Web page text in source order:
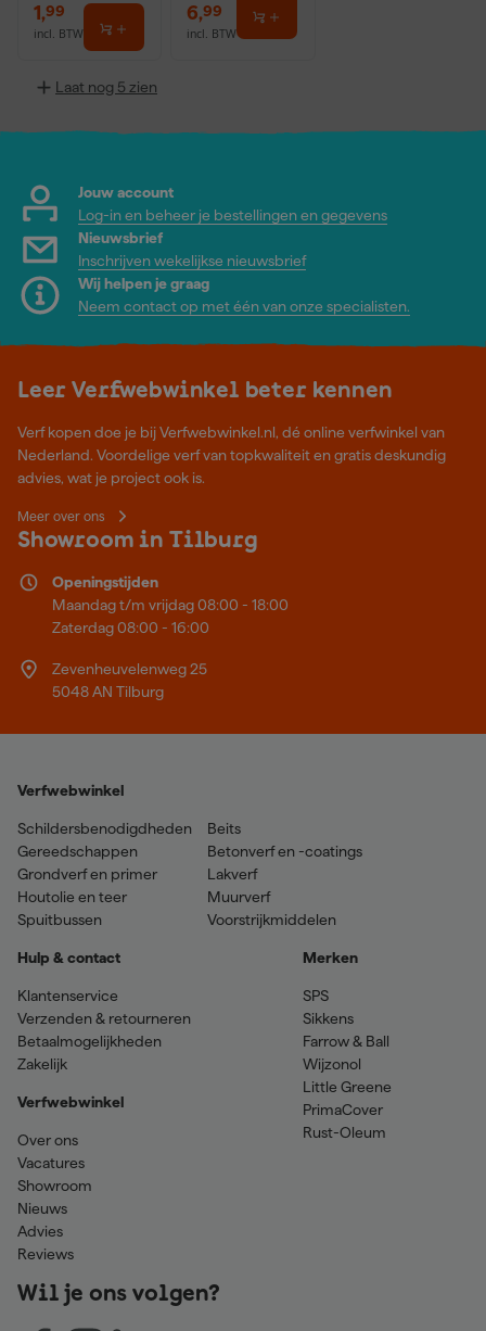
1,99
incl. BTW
6,99
incl. BTW
Laat nog 5 zien
Jouw account
Log-in en beheer je bestellingen en gegevens
Nieuwsbrief
Inschrijven wekelijkse nieuwsbrief
Wij helpen je graag
Neem contact op met één van onze specialisten.
Leer Verfwebwinkel beter kennen
Verf kopen doe je bij Verfwebwinkel.nl, dé online verfwinkel van
Nederland. Voordelige verf van topkwaliteit en gratis deskundig
advies, wat je project ook is.
Meer over ons
Showroom in Tilburg
Openingstijden
Maandag t/m vrijdag 08:00 - 18:00
Zaterdag 08:00 - 16:00
Zevenheuvelenweg 25
5048 AN Tilburg
Verfwebwinkel
Schildersbenodigdheden
Gereedschappen
Grondverf en primer
Houtolie en teer
Spuitbussen
Beits
Betonverf en -coatings
Lakverf
Muurverf
Voorstrijkmiddelen
Hulp & contact
Klantenservice
Verzenden & retourneren
Betaalmogelijkheden
Zakelijk
Verfwebwinkel
Over ons
Vacatures
Showroom
Nieuws
Advies
Reviews
Merken
SPS
Sikkens
Farrow & Ball
Wijzonol
Little Greene
PrimaCover
Rust-Oleum
Wil je ons volgen?